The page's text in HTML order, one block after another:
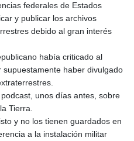
federales de Estados
y publicar los archivos
debido al gran interés
había criticado al
haber divulgado
unos días antes, sobre
Tierra.
y no los tienen guardados en
a la instalación militar